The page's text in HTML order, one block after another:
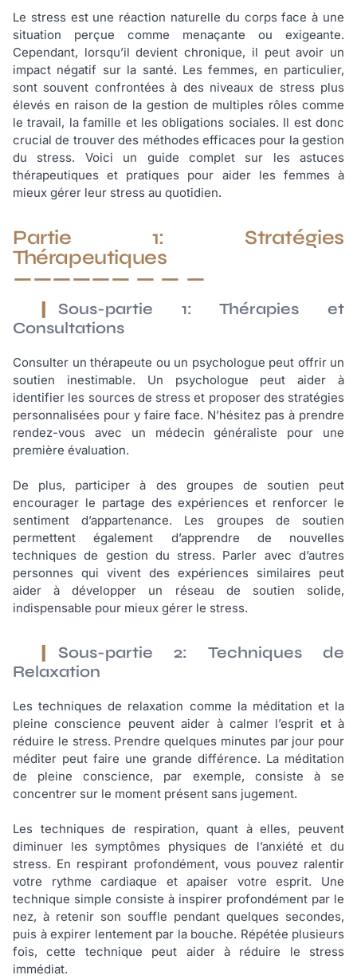
Le stress est une réaction naturelle du corps face à une
situation perçue comme menaçante ou exigeante.
Cependant, lorsqu’il devient chronique, il peut avoir un
impact négatif sur la santé. Les femmes, en particulier,
sont souvent confrontées à des niveaux de stress plus
élevés en raison de la gestion de multiples rôles comme
le travail, la famille et les obligations sociales. Il est donc
crucial de trouver des méthodes efficaces pour la gestion
du stress. Voici un guide complet sur les astuces
thérapeutiques et pratiques pour aider les femmes à
mieux gérer leur stress au quotidien.
Partie 1: Stratégies
Thérapeutiques
Sous-partie 1: Thérapies et
Consultations
Consulter un thérapeute ou un psychologue peut offrir un
soutien inestimable. Un psychologue peut aider à
identifier les sources de stress et proposer des stratégies
personnalisées pour y faire face. N’hésitez pas à prendre
rendez-vous avec un médecin généraliste pour une
première évaluation.
De plus, participer à des groupes de soutien peut
encourager le partage des expériences et renforcer le
sentiment d’appartenance. Les groupes de soutien
permettent également d’apprendre de nouvelles
techniques de gestion du stress. Parler avec d’autres
personnes qui vivent des expériences similaires peut
aider à développer un réseau de soutien solide,
indispensable pour mieux gérer le stress.
Sous-partie 2: Techniques de
Relaxation
Les techniques de relaxation comme la méditation et la
pleine conscience peuvent aider à calmer l’esprit et à
réduire le stress. Prendre quelques minutes par jour pour
méditer peut faire une grande différence. La méditation
de pleine conscience, par exemple, consiste à se
concentrer sur le moment présent sans jugement.
Les techniques de respiration, quant à elles, peuvent
diminuer les symptômes physiques de l’anxiété et du
stress. En respirant profondément, vous pouvez ralentir
votre rythme cardiaque et apaiser votre esprit. Une
technique simple consiste à inspirer profondément par le
nez, à retenir son souffle pendant quelques secondes,
puis à expirer lentement par la bouche. Répétée plusieurs
fois, cette technique peut aider à réduire le stress
immédiat.